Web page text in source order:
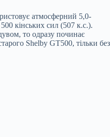
атмосферний 5,0-
кінських сил (507 к.с.).
то одразу починає
Shelby GT500, тільки без